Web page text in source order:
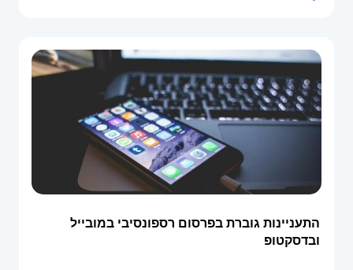
התעניינות גוברת בפרסום רספונסיבי במובייל
ובדסקטופ